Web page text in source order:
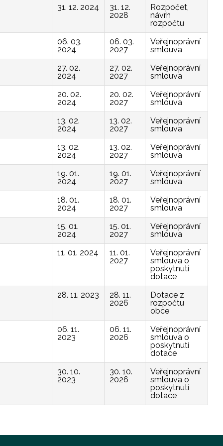
31. 12. 2024
31. 12.
2028
Rozpočet,
návrh
rozpočtu
06. 03.
2024
06. 03.
2027
Veřejnoprávní
smlouva
27. 02.
2024
27. 02.
2027
Veřejnoprávní
smlouva
20. 02.
2024
20. 02.
2027
Veřejnoprávní
smlouva
13. 02.
2024
13. 02.
2027
Veřejnoprávní
smlouva
13. 02.
2024
13. 02.
2027
Veřejnoprávní
smlouva
19. 01.
2024
19. 01.
2027
Veřejnoprávní
smlouva
18. 01.
2024
18. 01.
2027
Veřejnoprávní
smlouva
15. 01.
2024
15. 01.
2027
Veřejnoprávní
smlouva
11. 01. 2024
11. 01.
2027
Veřejnoprávní
smlouva o
poskytnutí
dotace
28. 11. 2023
28. 11.
2026
Dotace z
rozpočtu
obce
06. 11.
2023
06. 11.
2026
Veřejnoprávní
smlouva o
poskytnutí
dotace
30. 10.
2023
30. 10.
2026
Veřejnoprávní
smlouva o
poskytnutí
dotace